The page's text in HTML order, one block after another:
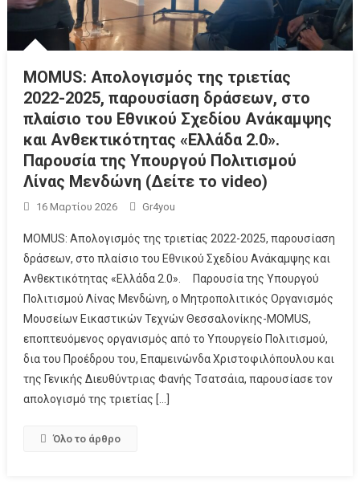
MOMUS: Απολογισμός της τριετίας
2022-2025, παρουσίαση δράσεων, στο
πλαίσιο του Εθνικού Σχεδίου Ανάκαμψης
και Ανθεκτικότητας «Ελλάδα 2.0».
Παρουσία της Υπουργού Πολιτισμού
Λίνας Μενδώνη (Δείτε το video)
16 Μαρτίου 2026 Gr4you
ΜΟMUS: Απολογισμός της τριετίας 2022-2025, παρουσίαση
δράσεων, στο πλαίσιο του Εθνικού Σχεδίου Ανάκαμψης και
Ανθεκτικότητας «Ελλάδα 2.0». Παρουσία της Υπουργού
Πολιτισμού Λίνας Μενδώνη, ο Μητροπολιτικός Οργανισμός
Μουσείων Εικαστικών Τεχνών Θεσσαλονίκης-MOMUS,
εποπτευόμενος οργανισμός από το Υπουργείο Πολιτισμού,
δια του Προέδρου του, Επαμεινώνδα Χριστοφιλόπουλου και
της Γενικής Διευθύντριας Φανής Τσατσάια, παρουσίασε τον
απολογισμό της τριετίας […]
Όλο το άρθρο